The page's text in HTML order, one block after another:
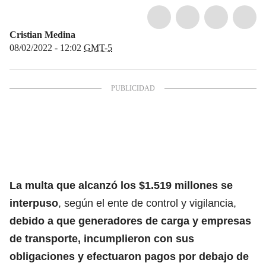
Cristian Medina
08/02/2022 - 12:02 GMT-5
La multa que alcanzó los $1.519 millones se
interpuso, según el ente de control y vigilancia,
debido a que generadores de carga y empresas
de transporte, incumplieron con sus
obligaciones y efectuaron pagos por debajo de